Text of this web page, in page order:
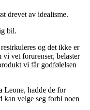
drevet av idealisme.
bil.
og det ikke er
vet forurenser, belaster
vi får godfølelsen
Leone, hadde de for
kan velge seg forbi noen